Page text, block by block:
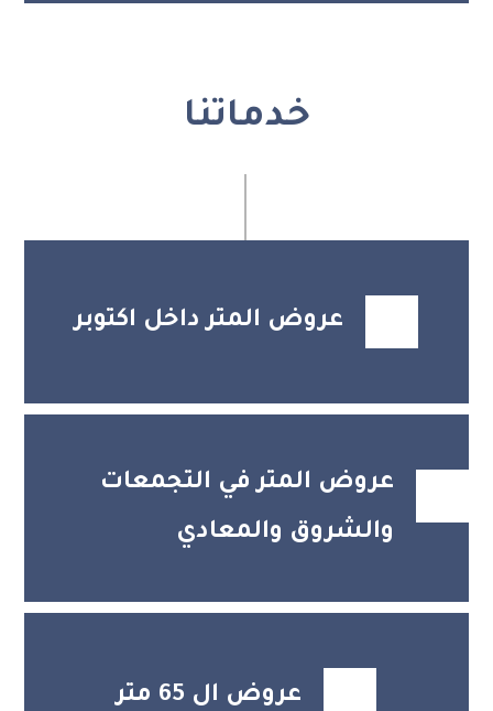
خدماتنا
عروض المتر داخل اكتوبر
عروض المتر في التجمعات
والشروق والمعادي
عروض ال 65 متر